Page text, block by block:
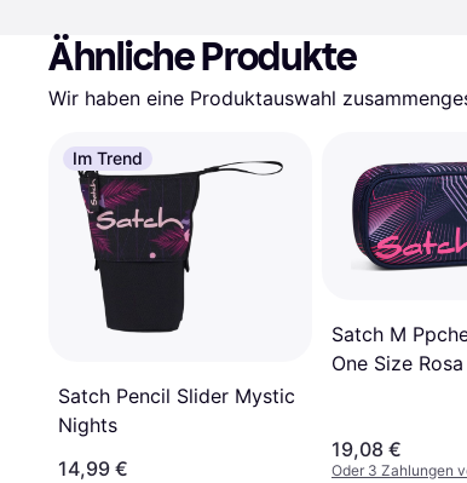
Ähnliche Produkte
Wir haben eine Produktauswahl
Im Trend
Satch Pencil Slider Mystic
Nights
14,99 €
Satch M
One Size Rosa
19,08 €
Oder 3 Zahlungen